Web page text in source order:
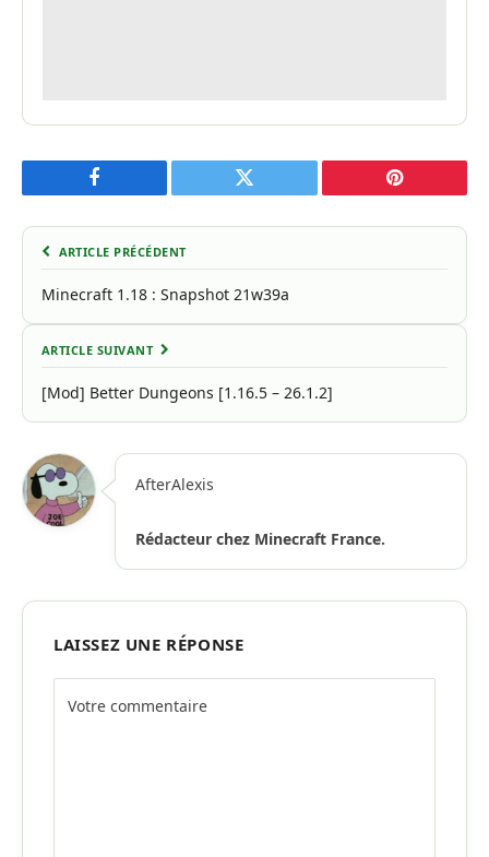
Facebook Twitter Pinterest
ARTICLE PRÉCÉDENT
Minecraft 1.18 : Snapshot 21w39a
ARTICLE SUIVANT
[Mod] Better Dungeons [1.16.5 – 26.1.2]
AfterAlexis
Rédacteur chez Minecraft France.
LAISSEZ UNE RÉPONSE